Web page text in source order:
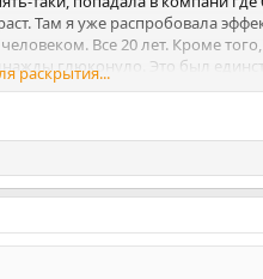
Там я уже распробовала
Все 20 лет. Кроме
глюконуло. Это был
себя оттянула вторая
надоело жить как в
ни каких оправданий,
раскрытия...